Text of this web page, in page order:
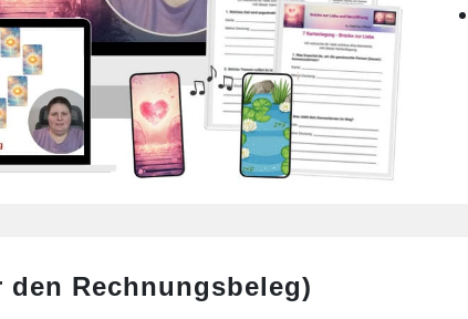
Rechnungsbeleg)